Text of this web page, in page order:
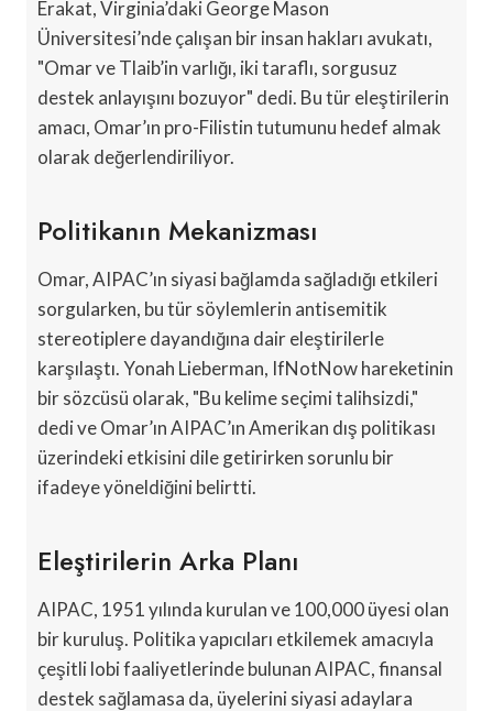
Erakat, Virginia’daki George Mason
Üniversitesi’nde çalışan bir insan hakları avukatı,
"Omar ve Tlaib’in varlığı, iki taraflı, sorgusuz
destek anlayışını bozuyor" dedi. Bu tür eleştirilerin
amacı, Omar’ın pro-Filistin tutumunu hedef almak
olarak değerlendiriliyor.
Politikanın Mekanizması
Omar, AIPAC’ın siyasi bağlamda sağladığı etkileri
sorgularken, bu tür söylemlerin antisemitik
stereotiplere dayandığına dair eleştirilerle
karşılaştı. Yonah Lieberman, IfNotNow hareketinin
bir sözcüsü olarak, "Bu kelime seçimi talihsizdi,"
dedi ve Omar’ın AIPAC’ın Amerikan dış politikası
üzerindeki etkisini dile getirirken sorunlu bir
ifadeye yöneldiğini belirtti.
Eleştirilerin Arka Planı
AIPAC, 1951 yılında kurulan ve 100,000 üyesi olan
bir kuruluş. Politika yapıcıları etkilemek amacıyla
çeşitli lobi faaliyetlerinde bulunan AIPAC, finansal
destek sağlamasa da, üyelerini siyasi adaylara